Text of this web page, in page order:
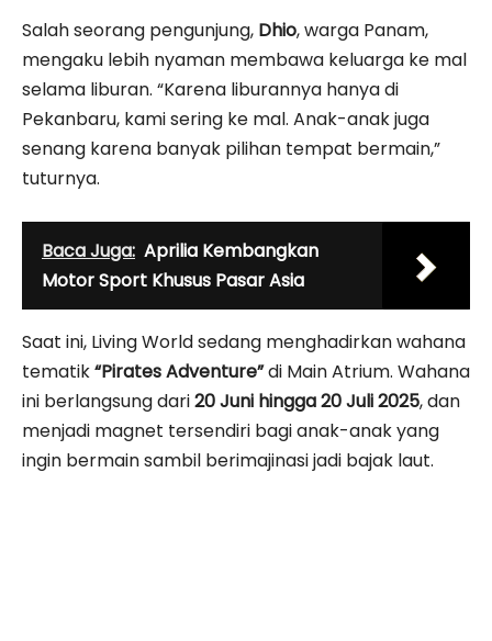
Salah seorang pengunjung, Dhio, warga Panam,
mengaku lebih nyaman membawa keluarga ke mal
selama liburan. “Karena liburannya hanya di
Pekanbaru, kami sering ke mal. Anak-anak juga
senang karena banyak pilihan tempat bermain,”
tuturnya.
Baca Juga: Aprilia Kembangkan
Motor Sport Khusus Pasar Asia
Saat ini, Living World sedang menghadirkan wahana
tematik“Pirates Adventure”di Main Atrium. Wahana
ini berlangsung dari20 Juni hingga 20 Juli 2025, dan
menjadi magnet tersendiri bagi anak-anak yang
ingin bermain sambil berimajinasi jadi bajak laut.